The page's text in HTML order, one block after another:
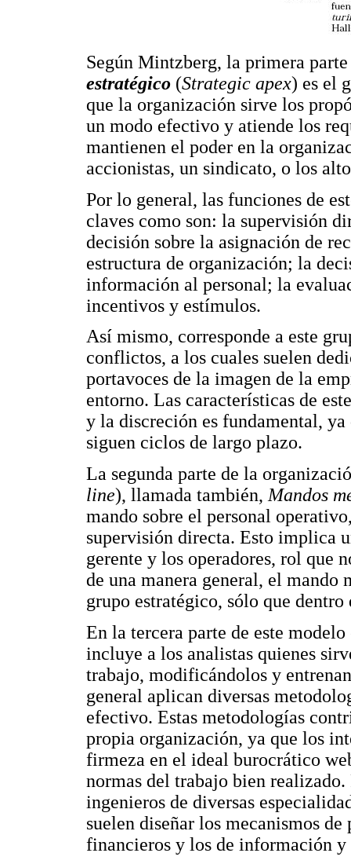
Según Mintzberg, la primera
estratégico (Strategic apex) es el
que la organización sirve los
un modo efectivo y atiende los
mantienen el poder en la
accionistas, un sindicato, o los
Por lo general, las funciones de
claves como son: la supervisión
decisión sobre la asignación de
estructura de organización; la
información al personal; la
incentivos y estímulos.
Así mismo, corresponde a este
conflictos, a los cuales suelen
portavoces de la imagen de la
entorno. Las características de
y la discreción es fundamental, ya
siguen ciclos de largo plazo.
La segunda parte de la
line), llamada también, Mandos
mando sobre el personal
supervisión directa. Esto implica
gerente y los operadores, rol que
de una manera general, el mando
grupo estratégico, sólo que
En la tercera parte de este
incluye a los analistas quienes
trabajo, modificándolos y
general aplican diversas
efectivo. Estas metodologías
propia organización, ya que los
firmeza en el ideal burocrático
normas del trabajo bien
ingenieros de diversas
suelen diseñar los mecanismos
financieros y los de información